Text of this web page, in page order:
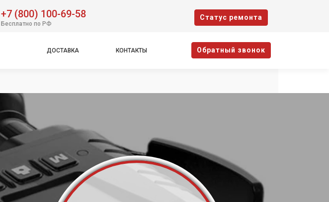
+7 (800) 100-69-58
Бесплатно по РФ
Cтатус ремонта
ДОСТАВКА КОНТАКТЫ Oбратный звонок